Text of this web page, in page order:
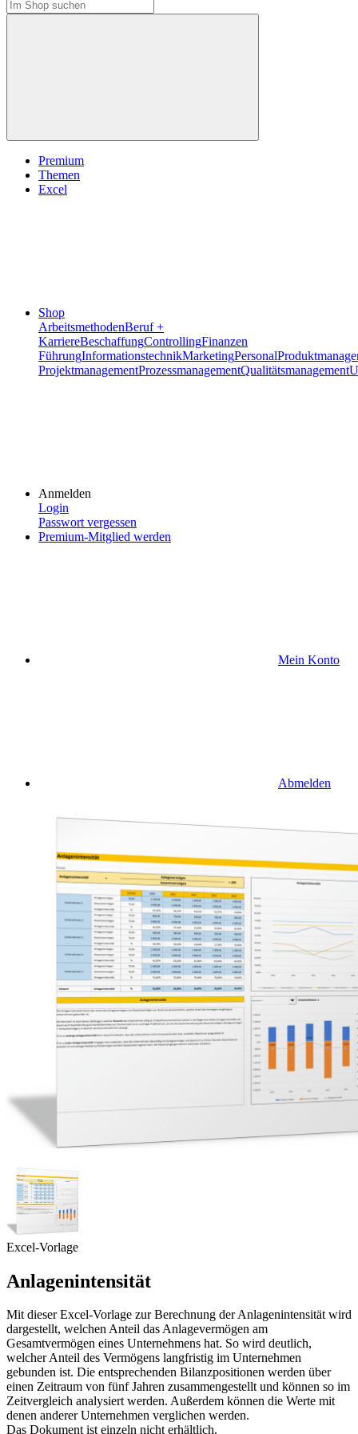
Premium
Themen
Excel
Shop
ArbeitsmethodenBeruf +
KarriereBeschaffungControllingFinanzen
FührungInformationstechnikMarketingPersonal
ProjektmanagementProzessmanagementQualitätsmanagement
Anmelden
Login
Passwort vergessen
Premium-Mitglied werden
Mein Konto
Abmelden
Excel-Vorlage
Anlagenintensität
Mit dieser Excel-Vorlage zur Berechnung der Anlagenintensität wird
dargestellt, welchen Anteil das Anlagevermögen am
Gesamtvermögen eines Unternehmens hat. So wird deutlich,
welcher Anteil des Vermögens langfristig im Unternehmen
gebunden ist. Die entsprechenden Bilanzpositionen werden über
einen Zeitraum von fünf Jahren zusammengestellt und können so im
Zeitvergleich analysiert werden. Außerdem können die Werte mit
denen anderer Unternehmen verglichen werden.
Das Dokument ist einzeln nicht erhältlich.